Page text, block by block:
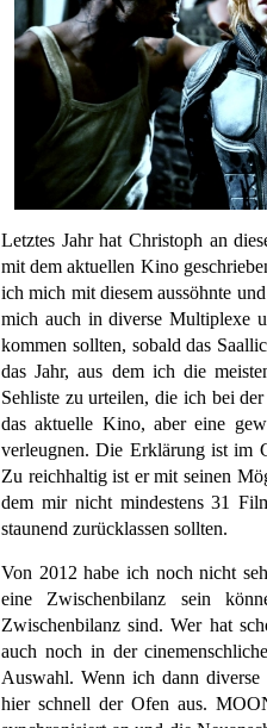
Letztes Jahr hat Christoph an
mit dem aktuellen Kino
ich mich mit diesem aussöhnte
mich auch in diverse Multiplexe
kommen sollten, sobald das
das Jahr, aus dem ich die
Sehliste zu urteilen, die ich bei
das aktuelle Kino, aber eine
verleugnen. Die Erklärung ist im
Zu reichhaltig ist er mit seinen
dem mir nicht mindestens 31
staunend zurücklassen sollten.
Von 2012 habe ich noch nicht
eine Zwischenbilanz sein
Zwischenbilanz sind. Wer hat
auch noch in der
Auswahl. Wenn ich dann
hier schnell der Ofen aus.